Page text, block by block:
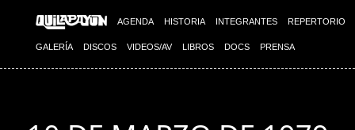
AGENDA HISTORIA INTEGRANTES REPERTORIO
GALERÍA DISCOS VIDEOS/AV LIBROS DOCS PRENSA